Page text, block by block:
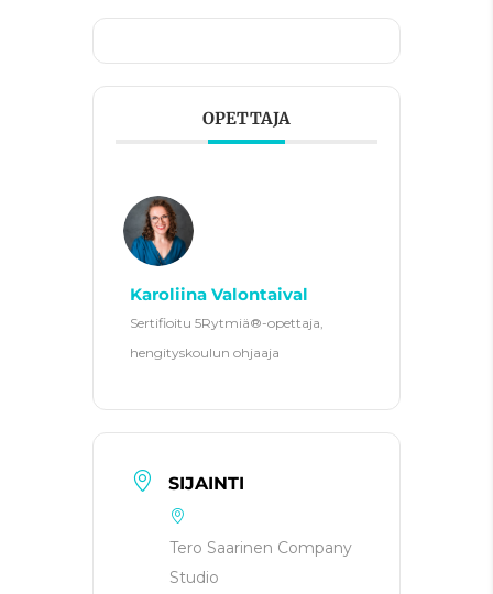
OPETTAJA
Karoliina Valontaival
Sertifioitu 5Rytmiä®-opettaja,
hengityskoulun ohjaaja
SIJAINTI
Tero Saarinen Company
Studio